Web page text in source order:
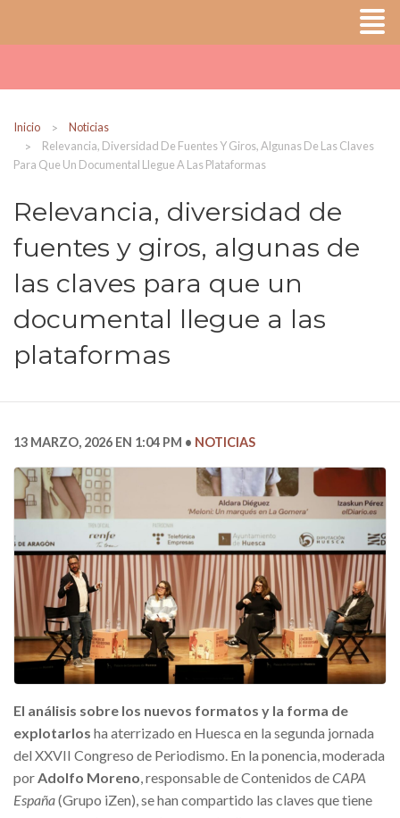
Inicio
Noticias
Relevancia, Diversidad De Fuentes Y Giros, Algunas De Las Claves
Para Que Un Documental Llegue A Las Plataformas
Relevancia, diversidad de
fuentes y giros, algunas de
las claves para que un
documental llegue a las
plataformas
13 MARZO, 2026 EN 1:04 PM NOTICIAS
El análisis sobre los nuevos formatos y la forma de
explotarlos ha aterrizado en Huesca en la segunda jornada
del XXVII Congreso de Periodismo. En la ponencia, moderada
porAdolfo Moreno, responsable de Contenidos deCAPA
España(Grupo iZen), se han compartido las claves que tiene